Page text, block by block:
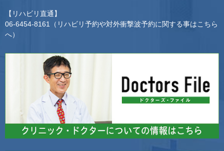
【リハビリ直通】
06-6454-8161
（リハビリ予約や対外衝撃波予約に関する事はこちら
へ）